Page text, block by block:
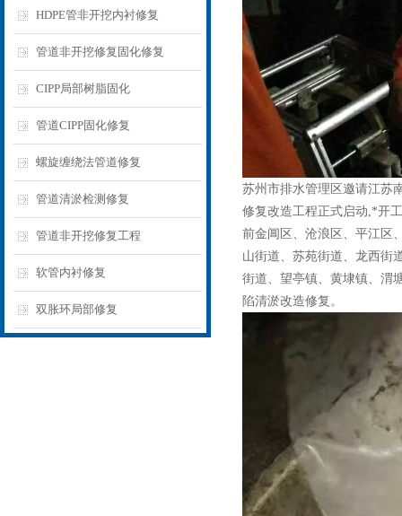
HDPE管非开挖内衬修复
管道非开挖修复固化修复
CIPP局部树脂固化
管道CIPP固化修复
螺旋缠绕法管道修复
管道清淤检测修复
管道非开挖修复工程
软管内衬修复
双胀环局部修复
苏州市排水管理区邀请江苏
修复改造工程正式启动,*开
前金阊区、沧浪区、平江区
山街道、苏苑街道、龙西街
街道、望亭镇、黄埭镇、渭
陷清淤改造修复。